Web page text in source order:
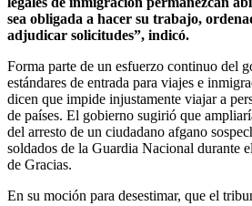
sea obligada a hacer su trabajo,
adjudicar solicitudes”, indicó.
Forma parte de un esfuerzo continuo del
estándares de entrada para viajes e
dicen que impide injustamente viajar a
de países. El gobierno sugirió que
del arresto de un ciudadano afgano
soldados de la Guardia Nacional durante
de Gracias.
En su moción para desestimar, que el